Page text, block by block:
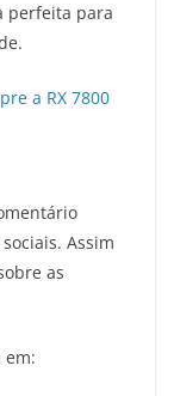
perfeita para
a RX 7800
Assim
as
em: